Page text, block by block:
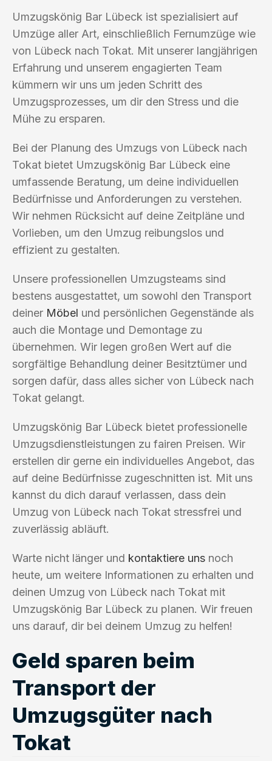
Umzugskönig Bar Lübeck ist spezialisiert auf
Umzüge aller Art, einschließlich Fernumzüge wie
von Lübeck nach Tokat. Mit unserer langjährigen
Erfahrung und unserem engagierten Team
kümmern wir uns um jeden Schritt des
Umzugsprozesses, um dir den Stress und die
Mühe zu ersparen.
Bei der Planung des Umzugs von Lübeck nach
Tokat bietet Umzugskönig Bar Lübeck eine
umfassende Beratung, um deine individuellen
Bedürfnisse und Anforderungen zu verstehen.
Wir nehmen Rücksicht auf deine Zeitpläne und
Vorlieben, um den Umzug reibungslos und
effizient zu gestalten.
Unsere professionellen Umzugsteams sind
bestens ausgestattet, um sowohl den Transport
deiner Möbel und persönlichen Gegenstände als
auch die Montage und Demontage zu
übernehmen. Wir legen großen Wert auf die
sorgfältige Behandlung deiner Besitztümer und
sorgen dafür, dass alles sicher von Lübeck nach
Tokat gelangt.
Umzugskönig Bar Lübeck bietet professionelle
Umzugsdienstleistungen zu fairen Preisen. Wir
erstellen dir gerne ein individuelles Angebot, das
auf deine Bedürfnisse zugeschnitten ist. Mit uns
kannst du dich darauf verlassen, dass dein
Umzug von Lübeck nach Tokat stressfrei und
zuverlässig abläuft.
Warte nicht länger und kontaktiere uns noch
heute, um weitere Informationen zu erhalten und
deinen Umzug von Lübeck nach Tokat mit
Umzugskönig Bar Lübeck zu planen. Wir freuen
uns darauf, dir bei deinem Umzug zu helfen!
Geld sparen beim
Transport der
Umzugsgüter nach
Tokat